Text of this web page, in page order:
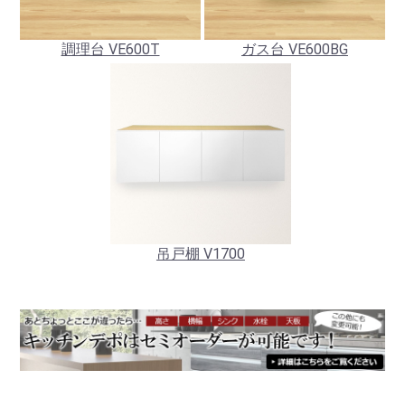
お買い物を続ける カートへ進む
調理台 VE600T ガス台 VE600BG
吊戸棚 V1700